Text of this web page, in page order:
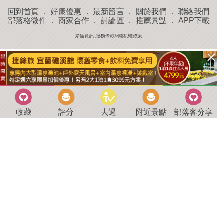
回到首頁 ． 好康優惠 ． 最新留言 ． 關於我們 ． 聯絡我們
部落格微件． 商家合作． 討論區 ． 推薦景點． APP下載
羿磊資訊 服務條款&隱私權政策
收藏 評分 去過 附近景點 部落客分享